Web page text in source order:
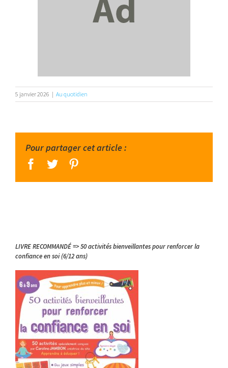
5 janvier 2026 | Au quotidien
Pour partager cet article :
facebook
twitter
LIVRE RECOMMANDÉ => 50 activités bienveillantes pour renforcer la
confiance en soi (6/12 ans)